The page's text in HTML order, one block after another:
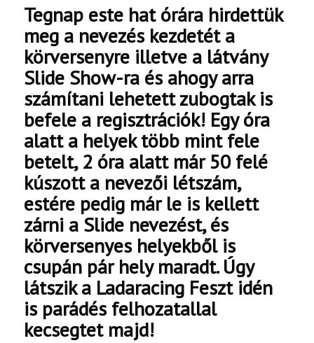
Tegnap este hat órára hirdettük
meg a nevezés kezdetét a
körversenyre illetve a látvány
Slide Show-ra és ahogy arra
számítani lehetett zubogtak is
befele a regisztrációk! Egy óra
alatt a helyek több mint fele
betelt, 2 óra alatt már 50 felé
kúszott a nevezői létszám,
estére pedig már le is kellett
zárni a Slide nevezést, és
körversenyes helyekből is
csupán pár hely maradt. Úgy
látszik a Ladaracing Feszt idén
is parádés felhozatallal
kecsegtet majd!